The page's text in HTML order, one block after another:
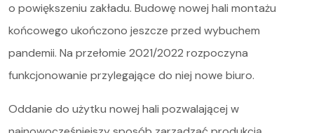
o powiększeniu zakładu. Budowę nowej hali montażu
końcowego ukończono jeszcze przed wybuchem
pandemii. Na przełomie 2021/2022 rozpoczyna
funkcjonowanie przylegające do niej nowe biuro.
Oddanie do użytku nowej hali pozwalającej w